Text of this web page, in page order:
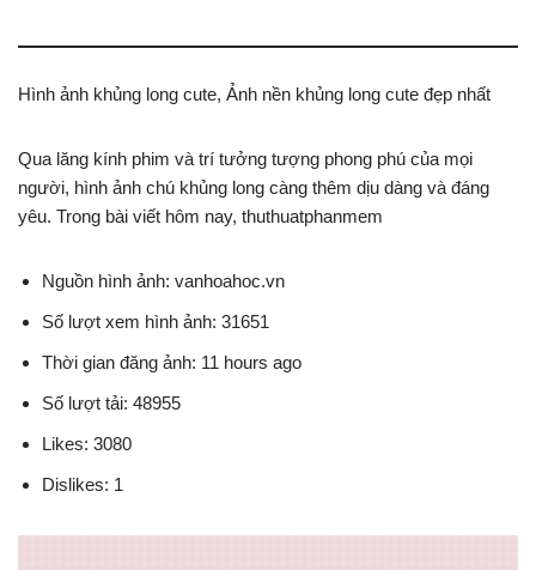
Hình ảnh khủng long cute, Ảnh nền khủng long cute đẹp nhất
Qua lăng kính phim và trí tưởng tượng phong phú của mọi
người, hình ảnh chú khủng long càng thêm dịu dàng và đáng
yêu. Trong bài viết hôm nay, thuthuatphanmem
Nguồn hình ảnh: vanhoahoc.vn
Số lượt xem hình ảnh: 31651
Thời gian đăng ảnh: 11 hours ago
Số lượt tải: 48955
Likes: 3080
Dislikes: 1